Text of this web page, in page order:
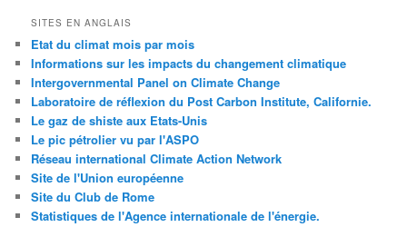
SITES EN ANGLAIS
Etat du climat mois par mois
Informations sur les impacts du changement climatique
Intergovernmental Panel on Climate Change
Laboratoire de réflexion du Post Carbon Institute, Californie.
Le gaz de shiste aux Etats-Unis
Le pic pétrolier vu par l'ASPO
Réseau international Climate Action Network
Site de l'Union européenne
Site du Club de Rome
Statistiques de l'Agence internationale de l'énergie.